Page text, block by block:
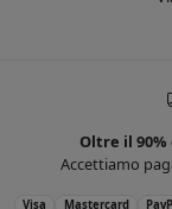
Oltre il 90%
Accettiamo
Visa Mastercard